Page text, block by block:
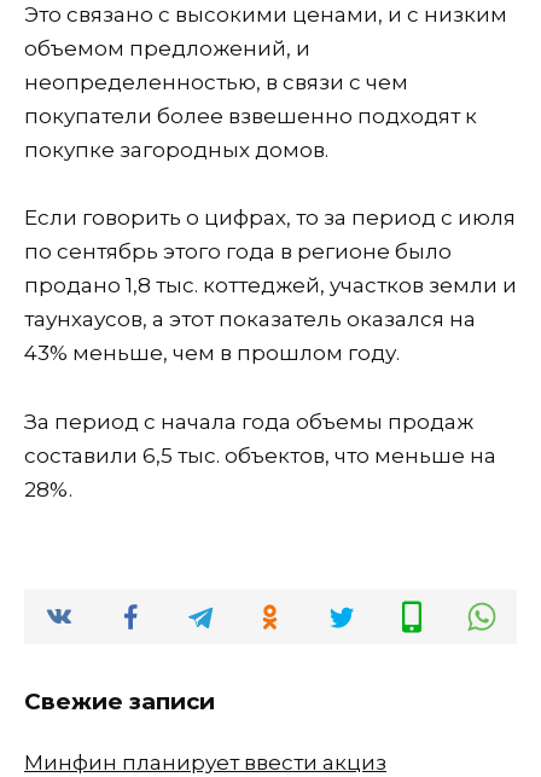
Это связано с высокими ценами, и с низким
объемом предложений, и
неопределенностью, в связи с чем
покупатели более взвешенно подходят к
покупке загородных домов.
Если говорить о цифрах, то за период с июля
по сентябрь этого года в регионе было
продано 1,8 тыс. коттеджей, участков земли и
таунхаусов, а этот показатель оказался на
43% меньше, чем в прошлом году.
За период с начала года объемы продаж
составили 6,5 тыс. объектов, что меньше на
28%.
Свежие записи
Минфин планирует ввести акциз